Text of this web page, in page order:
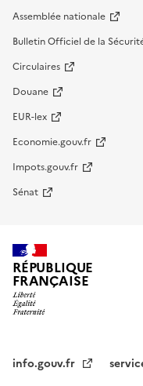
Assemblée nationale
Bulletin Officiel de la
Circulaires
Douane
EUR-lex
Economie.gouv.fr
Impots.gouv.fr
Sénat
RÉPUBLIQUE
FRANÇAISE
info.gouv.fr